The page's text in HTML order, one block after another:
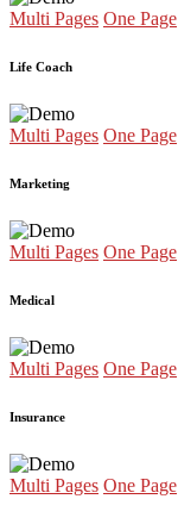
Multi Pages One Page
Life Coach
Multi Pages One Page
Marketing
Multi Pages One Page
Medical
Multi Pages One Page
Insurance
Multi Pages One Page